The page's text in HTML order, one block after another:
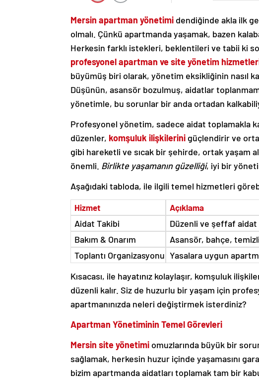
Mersin apartman yönetimi dendiğinde akla ilk
olmalı. Çünkü apartmanda yaşamak, bazen
Herkesin farklı istekleri, beklentileri ve tabii ki
profesyonel apartman ve site yönetim
büyümüş biri olarak, yönetim eksikliğinin nasıl
Düşünün, asansör bozulmuş, aidatlar
yönetimle, bu sorunlar bir anda ortadan
Profesyonel yönetim, sadece aidat toplamakla
düzenler, komşuluk ilişkilerini güçlendirir ve
gibi hareketli ve sıcak bir şehirde, ortak yaşam
önemli. Birlikte yaşamanın güzelliği, iyi bir
Aşağıdaki tabloda, ile ilgili temel hizmetleri
Hizmet Açıklama
Aidat Takibi
Düzenli ve şeffaf
Bakım & Onarım
Asansör, bahçe,
Toplantı Organizasyonu Yasalara uygun
Kısacası, ile hayatınız kolaylaşır, komşuluk
düzenli kalır. Siz de huzurlu bir yaşam için
apartmanınızda neleri değiştirmek isterdiniz?
Apartman Yönetiminin Temel Görevleri
Mersin site yönetimi omuzlarında büyük bir
sağlamak, herkesin huzur içinde yaşamasını
bizim apartmanda aidatları toplamak tam bir